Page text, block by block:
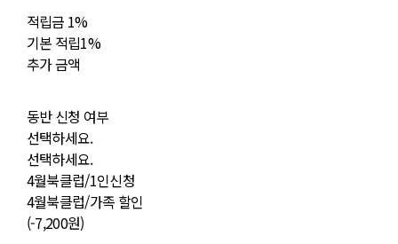
적립금 1%
기본 적립1%
추가 금액
동반 신청 여부
선택하세요.
선택하세요.
4월북클럽/1인신청
4월북클럽/가족 할인
(-7,200원)